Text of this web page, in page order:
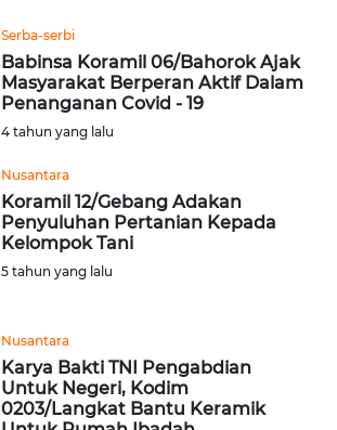
Serba-serbi
Babinsa Koramil 06/Bahorok Ajak
Masyarakat Berperan Aktif Dalam
Penanganan Covid - 19
4 tahun yang lalu
Nusantara
Koramil 12/Gebang Adakan
Penyuluhan Pertanian Kepada
Kelompok Tani
5 tahun yang lalu
Nusantara
Karya Bakti TNI Pengabdian
Untuk Negeri, Kodim
0203/Langkat Bantu Keramik